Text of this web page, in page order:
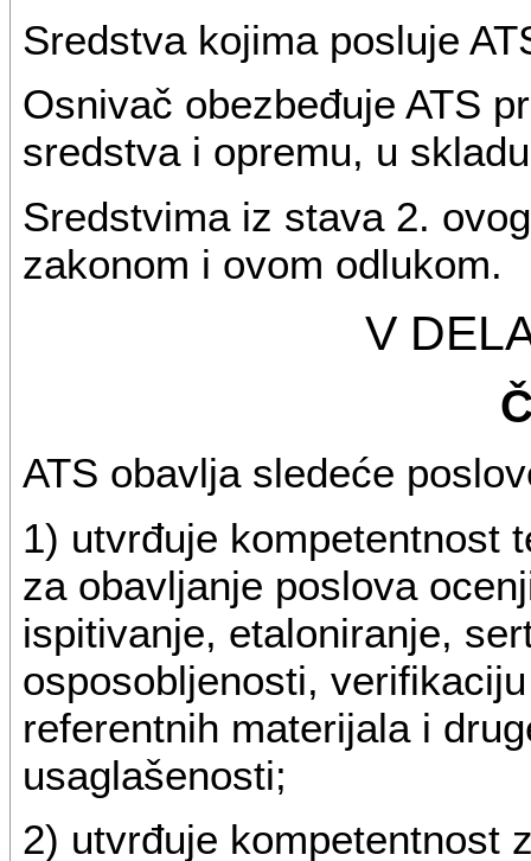
Sredstva kojima posluje
Osnivač obezbeđuje ATS
sredstva i opremu, u
Sredstvima iz stava 2.
zakonom i ovom odlukom.
V
ATS obavlja sledeće
1) utvrđuje kompetentnost
za obavljanje poslova
ispitivanje, etaloniranje,
osposobljenosti,
referentnih materijala i
usaglašenosti;
2) utvrđuje kompetentnost